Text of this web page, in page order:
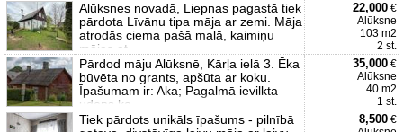
aka, kā
Alūksnes novadā, Liepnas pagastā tiek
pārdota Līvānu tipa māja ar zemi. Māja
atrodās ciema pašā malā, kaimiņu
mājas at
22,000 €
Alūksne
103 m2
2 st.
Pārdod māju Alūksnē, Kārļa ielā 3. Ēka
būvēta no grants, apšūta ar koku.
Īpašumam ir: Aka; Pagalmā ievilkta
ūdens ka
35,000 €
Alūksne
40 m2
1 st.
Tiek pārdots unikāls īpašums - pilnībā
8,500 €